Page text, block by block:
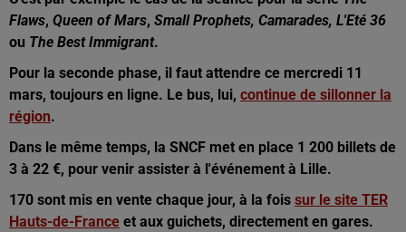
Flaws, Queen of Mars, Small Prophets, Camarades, L'Eté 36
ou The Best Immigrant.
Pour la seconde phase, il faut attendre ce mercredi 11
mars, toujours en ligne. Le bus, lui, continue de sillonner la
région.
Dans le même temps, la SNCF met en place 1 200 billets de
3 à 22 €, pour venir assister à l'événement à Lille.
170 sont mis en vente chaque jour, à la fois sur le site TER
Hauts-de-France et aux guichets, directement en gares.